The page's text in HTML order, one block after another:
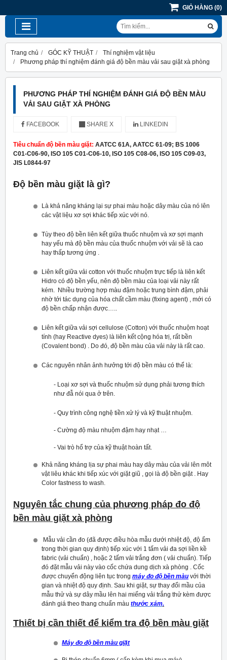
GIỎ HÀNG (0)
Trang chủ GÓC KỸ THUẬT
Thí nghiệm vật liệu
Phương pháp thí nghiệm đánh giá độ bền màu vải sau giặt xà phòng
PHƯƠNG PHÁP THÍ NGHIỆM ĐÁNH GIÁ ĐỘ BỀN MÀU
VẢI SAU GIẶT XÀ PHÒNG
FACEBOOK SHARE X LINKEDIN
Tiêu chuẩn độ bền màu giặt: AATCC 61A, AATCC 61-09; BS 1006
C01-C06-90, ISO 105 C01-C06-10, ISO 105 C08-06, ISO 105 C09-03,
JIS L0844-97
Độ bền màu giặt là gì?
Là khả năng kháng lại sự phai màu hoặc dây màu của nó lên
các vật liệu xơ sợi khác tiếp xúc với nó.
Tùy theo độ bền liên kết giữa thuốc nhuộm và xơ sợi mạnh
hay yếu mà độ bền màu của thuốc nhuộm với vải sẽ là cao
hay thấp tương ứng .
Liên kết giữa vải cotton với thuốc nhuộm trực tiếp là liên kết
Hidro có độ bền yếu, nên độ bền màu của loại vải này rất
kém. Nhiều trường hợp màu đậm hoặc trung bình đậm, phải
nhờ tới tác dụng của hóa chất cầm màu (fixing agent) , mới có
độ bền chấp nhận được…..
Liên kết giữa vải sợi cellulose (Cotton) với thuốc nhuộm hoạt
tính (hay Reactive dyes) là liên kết cộng hóa trị, rất bền
(Covalent bond) . Do đó, độ bền màu của vải này là rất cao.
Các nguyên nhân ảnh hưởng tới độ bền màu có thể là:
- Loại xơ sợi và thuốc nhuộm sử dụng phải tương thích
như đẫ nói qua ở trên.
- Quy trình công nghệ tiền xử lý và kỹ thuật nhuộm.
- Cường độ màu nhuộm đậm hay nhạt …
- Vai trò hổ trợ của kỹ thuật hoàn tất.
Khả năng kháng lịa sự phai màu hay dây màu của vải lên môt
vật liêu khác khi tiếp xúc với giặt giũ , gọi là độ bền giặt . Hay
Color fastness to wash.
Nguyên tắc chung của phương pháp đo độ
bền màu giặt xà phòng
Mẫu vải cần đo (đã được điều hòa mẫu dưới nhiệt độ, độ ẩm
trong thời gian quy định) tiếp xúc với 1 tấm vải đa sợi liền kề
fabric (vải chuẩn) , hoặc 2 tấm vải trắng đơn ( vải chuẩn). Tiếp
đó đặt mẫu vải này vào cốc chứa dung dịch xà phòng . Cốc
được chuyển động liên tục trong máy đo độ bền màu với thời
gian và nhiệt độ quy định. Sau khi giặt, sự thay đổi mầu của
mẫu thử và sự dây mầu lên hai miếng vải trắng thử kèm được
đánh giá theo thang chuẩn màu thước xám.
Thiết bị cần thiết để kiểm tra độ bền màu giặt
Máy đo độ bền màu giặt